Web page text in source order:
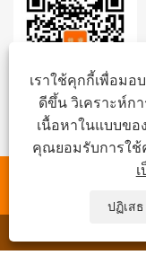
เราใช้คุกกี้เพื่อมอ
ดีขึ้น วิเคราะห์ก
เนื้อหาในแบบข
คุณยอมรับการใช้
ปฏิเสธ
ลิขสิทธิ์© 2022 Suzhou
สายการผลิตมอเตอร์ไร้แ